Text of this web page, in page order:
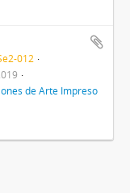
012
de Arte Impreso